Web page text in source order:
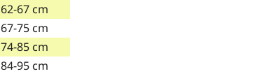
62-67 cm
67-75 cm
74-85 cm
84-95 cm